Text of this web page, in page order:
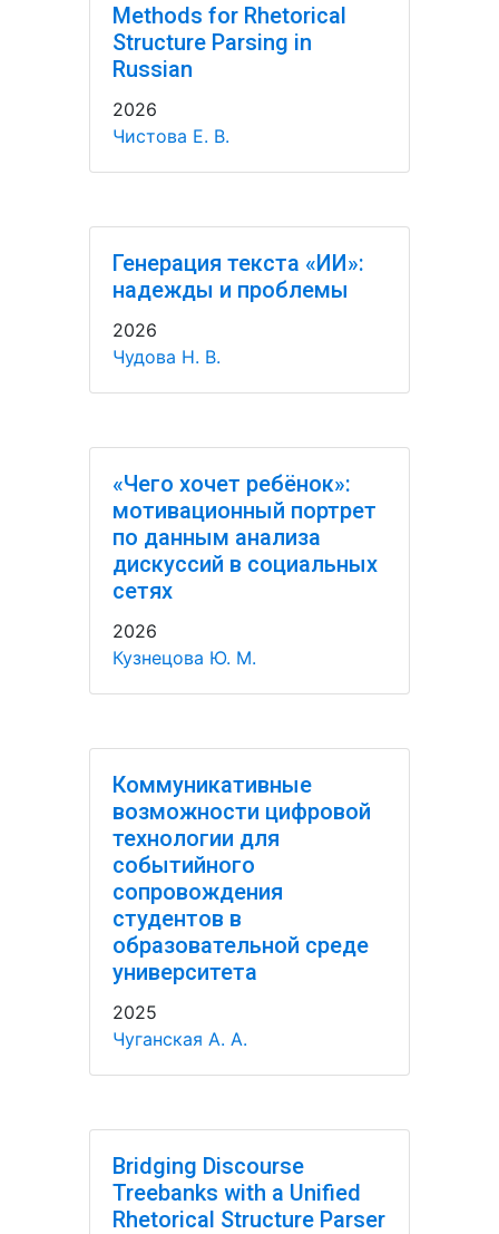
Methods for Rhetorical
Structure Parsing in
Russian
2026
Чистова Е. В.
Генерация текста «ИИ»:
надежды и проблемы
2026
Чудова Н. В.
«Чего хочет ребёнок»:
мотивационный портрет
по данным анализа
дискуссий в социальных
сетях
2026
Кузнецова Ю. М.
Коммуникативные
возможности цифровой
технологии для
событийного
сопровождения
студентов в
образовательной среде
университета
2025
Чуганская А. А.
Bridging Discourse
Treebanks with a Unified
Rhetorical Structure Parser